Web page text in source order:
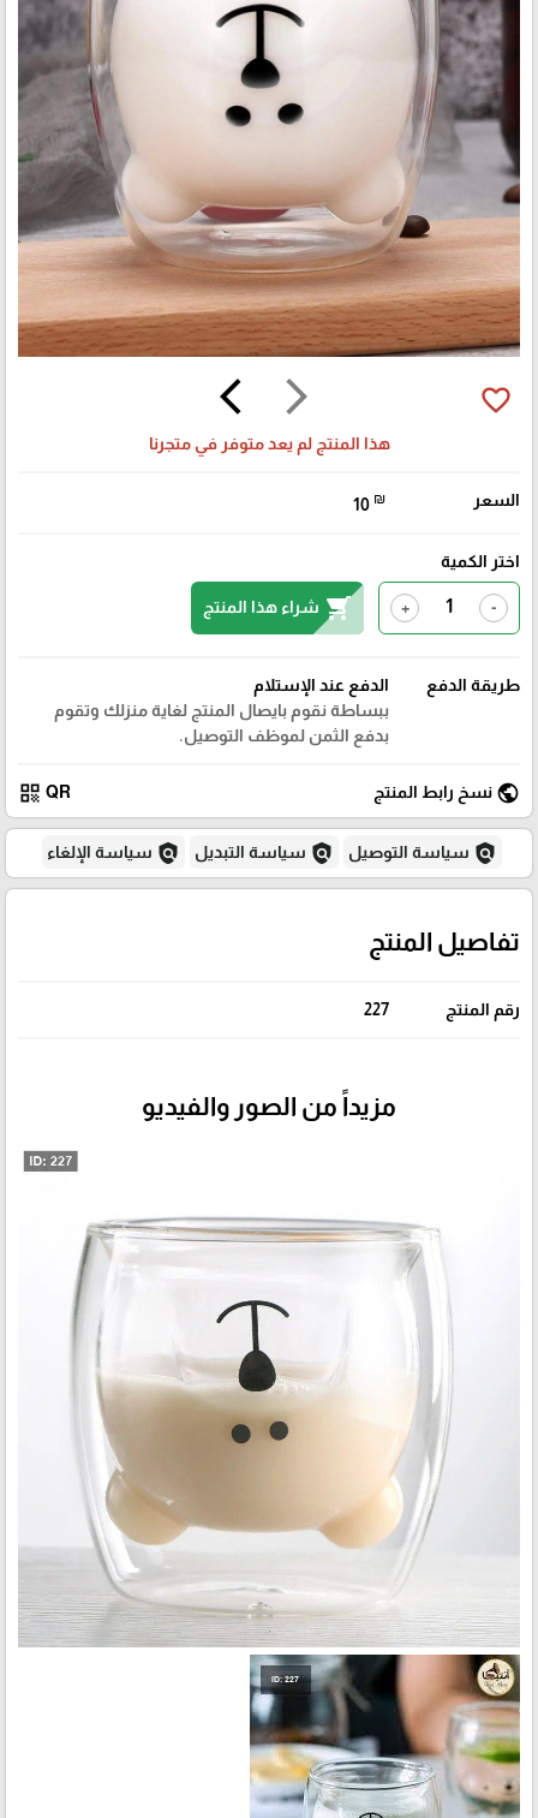
arrow_forward_ios
arrow_back_ios favorite_border
هذا المنتج لم يعد متوفر في متجرنا
السعر 10 ₪
اختر الكمية
-
+
shopping_cart شراء هذا المنتج
طريقة الدفع
الدفع عند الإستلام
ببساطة نقوم بايصال المنتج لغاية منزلك وتقوم
بدفع الثمن لموظف التوصيل.
public نسخ رابط المنتج QR
qr_code
policy سياسة التوصيل policy سياسة التبديل policy سياسة الإلغاء
تفاصيل المنتج
رقم المنتج 227
مزيداً من الصور والفيديو